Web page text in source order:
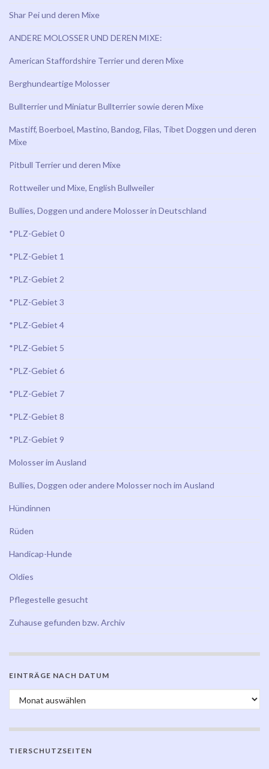
Shar Pei und deren Mixe
ANDERE MOLOSSER UND DEREN MIXE:
American Staffordshire Terrier und deren Mixe
Berghundeartige Molosser
Bullterrier und Miniatur Bullterrier sowie deren Mixe
Mastiff, Boerboel, Mastino, Bandog, Filas, Tibet Doggen und deren
Mixe
Pitbull Terrier und deren Mixe
Rottweiler und Mixe, English Bullweiler
Bullies, Doggen und andere Molosser in Deutschland
*PLZ-Gebiet 0
*PLZ-Gebiet 1
*PLZ-Gebiet 2
*PLZ-Gebiet 3
*PLZ-Gebiet 4
*PLZ-Gebiet 5
*PLZ-Gebiet 6
*PLZ-Gebiet 7
*PLZ-Gebiet 8
*PLZ-Gebiet 9
Molosser im Ausland
Bullies, Doggen oder andere Molosser noch im Ausland
Hündinnen
Rüden
Handicap-Hunde
Oldies
Pflegestelle gesucht
Zuhause gefunden bzw. Archiv
EINTRÄGE NACH DATUM
Einträge nach Datum
TIERSCHUTZSEITEN